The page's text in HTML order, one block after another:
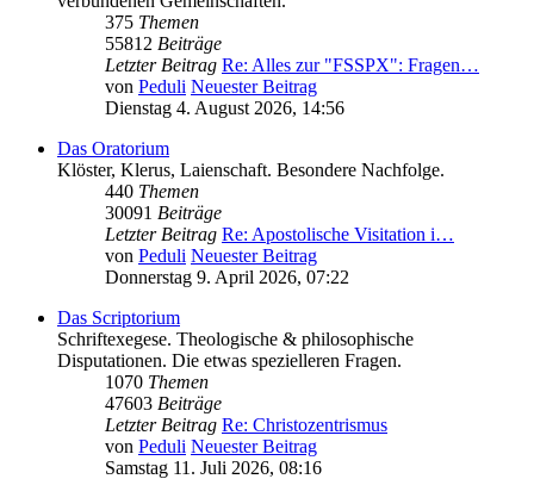
375 Themen
55812 Beiträge
Letzter Beitrag Re: Alles zur "FSSPX": Fragen…
von Peduli Neuester Beitrag
Dienstag 4. August 2026, 14:56
Das Oratorium
Klöster, Klerus, Laienschaft. Besondere Nachfolge.
440 Themen
30091 Beiträge
Letzter Beitrag Re: Apostolische Visitation i…
von Peduli Neuester Beitrag
Donnerstag 9. April 2026, 07:22
Das Scriptorium
Schriftexegese. Theologische & philosophische
Disputationen. Die etwas spezielleren Fragen.
1070 Themen
47603 Beiträge
Letzter Beitrag Re: Christozentrismus
von Peduli Neuester Beitrag
Samstag 11. Juli 2026, 08:16